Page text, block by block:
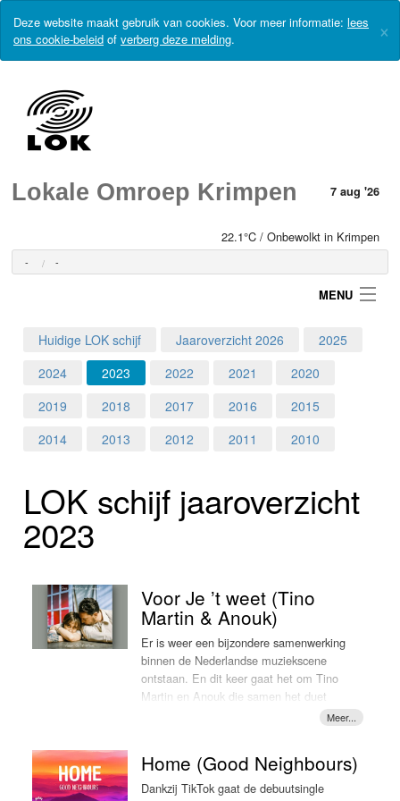
Deze website maakt gebruik van cookies. Voor meer informatie: lees
ons cookie-beleid of verberg deze melding. ×
Lokale Omroep Krimpen 7 aug '26
22.1°C / Onbewolkt in Krimpen
- -
MENU
Home
Programma's
Nieuws
Foto's
Webcam
Huidige LOK schijf Jaaroverzicht 2026
2025
2024
2023 2022 2021
2020
2019
2018 2017 2016
2015
2014
2013 2012 2011 2010
LOK schijf jaar­over­zicht
2023
Voor Je ’t weet (Tino
Martin & Anouk)
Er is weer een bijzondere samenwerking
binnen de Nederlandse muziekscene
ontstaan. En dit keer gaat het om Tino
Martin en Anouk die samen het duet
'Voor Je ’t weet' hebben opgenomen.
onder de indruk van een demo die ze
van Tino opgestuurd kreeg. "Dat is echt
Home (Good Neighbours)
Dankzij TikTok gaat de debuutsingle